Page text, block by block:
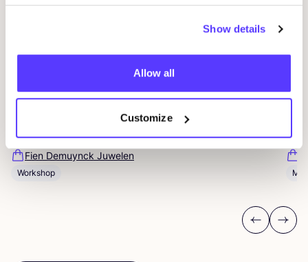
Show details
Allow all
Customize
08 AUG
Workshop: Make Your Own Wedding Rings
Drongensesteenweg 152, Gent
Fien Demuynck Juwelen
Workshop
Previous
Next